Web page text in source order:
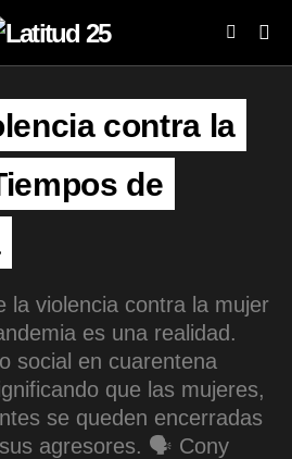
contra la
de
la violencia contra la mujer
es una realidad.
social en cuarentena
que las mujeres,
se queden encerradas
agresores. 🗣️ Cony